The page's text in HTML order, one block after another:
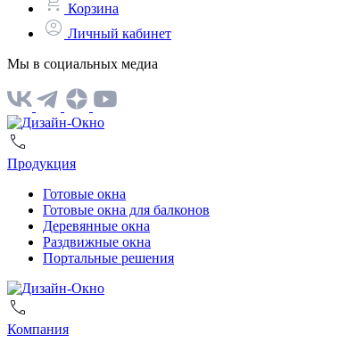
Корзина
Личный кабинет
Мы в социальных медиа
Продукция
Готовые окна
Готовые окна для балконов
Деревянные окна
Раздвижные окна
Портальные решения
Компания